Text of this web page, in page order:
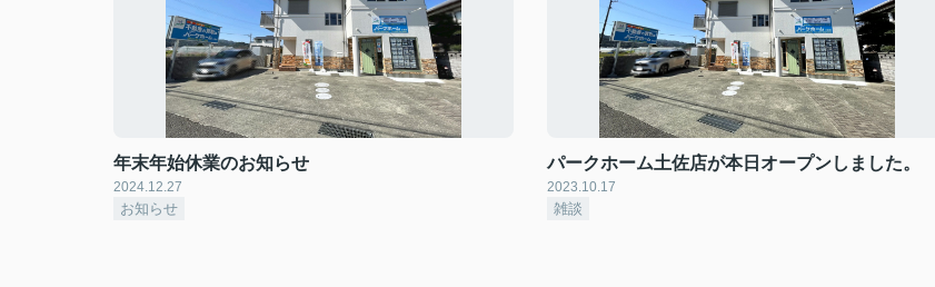
年末年始休業のお知らせ
2024.12.27
お知らせ
パークホーム土佐店が本日オープンしました。
2023.10.17
雑談